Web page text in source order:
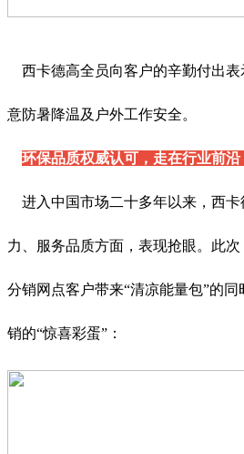
西卡德高全员向客户的辛勤付出表
意防暑降温及户外工作安全。
环保品质权威认可，走在行业前沿
进入中国市场二十多年以来，西卡
力、服务品质方面，表现抢眼。此
分销网点客户带来“清凉能量包”的
销的“惊喜彩蛋”：